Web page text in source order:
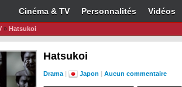
Cinéma & TV Personnalités Vidéos
» Hatsukoi
Hatsukoi
Drama | Japon | Aucun commentaire